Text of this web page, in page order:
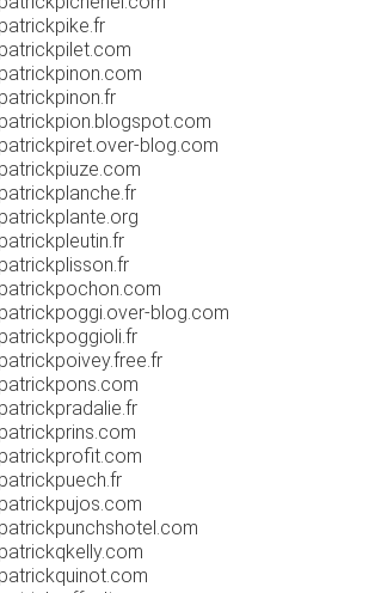
patrickpike.fr
patrickpilet.com
patrickpinon.com
patrickpinon.fr
patrickpion.blogspot.com
patrickpiret.over-blog.com
patrickpiuze.com
patrickplanche.fr
patrickplante.org
patrickpleutin.fr
patrickplisson.fr
patrickpochon.com
patrickpoggi.over-blog.com
patrickpoggioli.fr
patrickpoivey.free.fr
patrickpons.com
patrickpradalie.fr
patrickprins.com
patrickprofit.com
patrickpuech.fr
patrickpujos.com
patrickpunchshotel.com
patrickqkelly.com
patrickquinot.com